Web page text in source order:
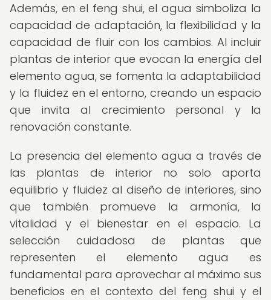
Además, en el feng shui, el agua simboliza la
capacidad de adaptación, la flexibilidad y la
capacidad de fluir con los cambios. Al incluir
plantas de interior que evocan la energía del
elemento agua, se fomenta la adaptabilidad
y la fluidez en el entorno, creando un espacio
que invita al crecimiento personal y la
renovación constante.
La presencia del elemento agua a través de
las plantas de interior no solo aporta
equilibrio y fluidez al diseño de interiores, sino
que también promueve la armonía, la
vitalidad y el bienestar en el espacio. La
selección cuidadosa de plantas que
representen el elemento agua es
fundamental para aprovechar al máximo sus
beneficios en el contexto del feng shui y el